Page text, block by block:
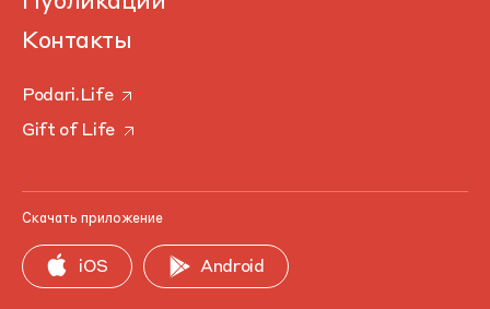
Контакты
Podari.Life
Gift of Life
Скачать приложение
iOS Android